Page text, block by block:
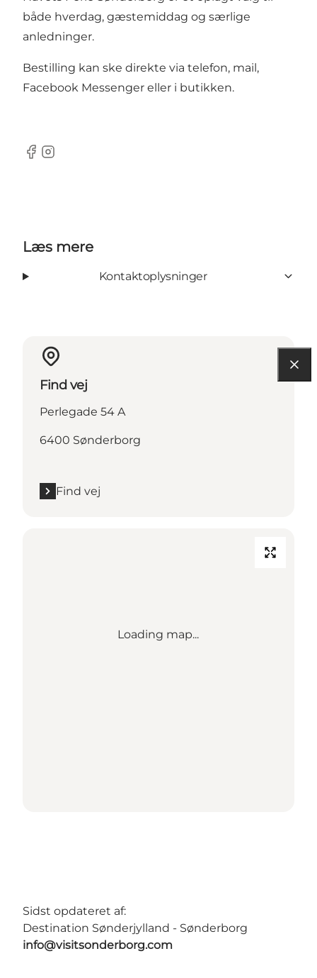
både hverdag, gæstemiddag og særlige
anledninger.
Bestilling kan ske direkte via telefon, mail,
Facebook Messenger eller i butikken.
Facebook
Instagram
Læs mere
Kontaktoplysninger
Find vej
Perlegade 54 A
6400 Sønderborg
Find vej
Loading map...
Sidst opdateret af:
Destination Sønderjylland - Sønderborg
info@visitsonderborg.com